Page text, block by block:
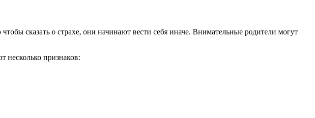
сказать о страхе, они начинают вести себя иначе. Внимательные родители могут
несколько признаков: